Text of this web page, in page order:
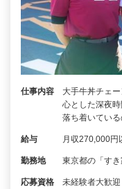
仕事内容
大手牛丼チェ
心とした深夜
落ち着いてい
給与 月収270,000円
勤務地 東京都の「す
応募資格
未経験者大歓